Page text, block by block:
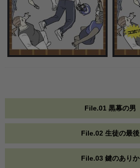
File.01 黒幕の男
File.02 生徒の最後
File.03 鍵のありか